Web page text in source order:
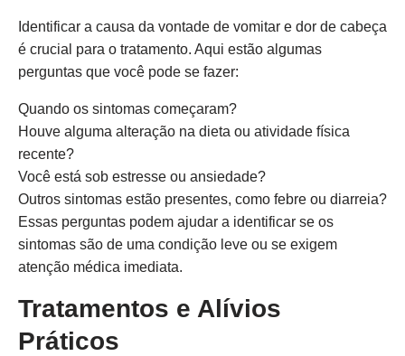
Identificar a causa da vontade de vomitar e dor de cabeça
é crucial para o tratamento. Aqui estão algumas
perguntas que você pode se fazer:
Quando os sintomas começaram?
Houve alguma alteração na dieta ou atividade física
recente?
Você está sob estresse ou ansiedade?
Outros sintomas estão presentes, como febre ou diarreia?
Essas perguntas podem ajudar a identificar se os
sintomas são de uma condição leve ou se exigem
atenção médica imediata.
Tratamentos e Alívios
Práticos